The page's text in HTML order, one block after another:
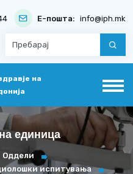
Е-пошта: info@iph.mk
на
единица
Оддели
испитувања